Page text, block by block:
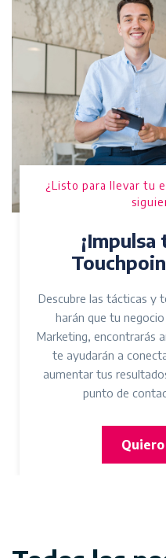
¿Listo para llevar tu
Descubre las tácticas y
harán que tu
Marketing, encontrarás
te ayudarán a
aumentar tus
punto de